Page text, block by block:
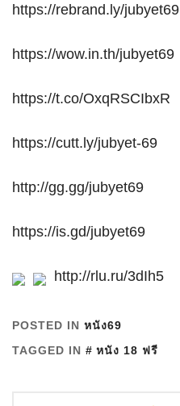
https://rebrand.ly/jubyet69
https://wow.in.th/jubyet69
https://t.co/OxqRSCIbxR
https://cutt.ly/jubyet-69
http://gg.gg/jubyet69
https://is.gd/jubyet69
http://rlu.ru/3dIh5
POSTED IN หนัง69
TAGGED IN
หนัง 18 ฟรี